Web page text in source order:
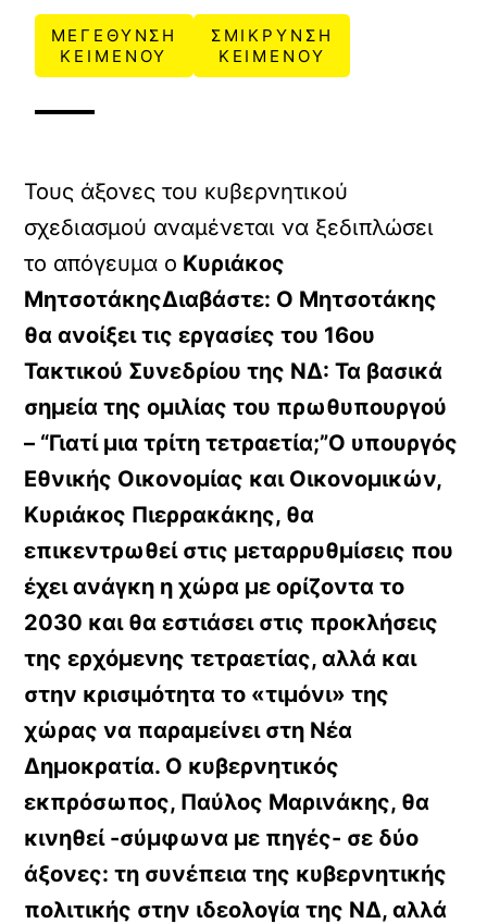
ΜΕΓΕΘΥΝΣΗ
ΚΕΙΜΕΝΟΥ
ΣΜΙΚΡΥΝΣΗ
ΚΕΙΜΕΝΟΥ
Τους άξονες του κυβερνητικού
σχεδιασμού αναμένεται να ξεδιπλώσει
το απόγευμα ο Κυριάκος
ΜητσοτάκηςΔιαβάστε: Ο Μητσοτάκης
θα ανοίξει τις εργασίες του 16ου
Τακτικού Συνεδρίου της ΝΔ: Τα βασικά
σημεία της ομιλίας του πρωθυπουργού
– “Γιατί μια τρίτη τετραετία;”Ο υπουργός
Εθνικής Οικονομίας και Οικονομικών,
Κυριάκος Πιερρακάκης, θα
επικεντρωθεί στις μεταρρυθμίσεις που
έχει ανάγκη η χώρα με ορίζοντα το
2030 και θα εστιάσει στις προκλήσεις
της ερχόμενης τετραετίας, αλλά και
στην κρισιμότητα το «τιμόνι» της
χώρας να παραμείνει στη Νέα
Δημοκρατία. Ο κυβερνητικός
εκπρόσωπος, Παύλος Μαρινάκης, θα
κινηθεί -σύμφωνα με πηγές- σε δύο
άξονες: τη συνέπεια της κυβερνητικής
πολιτικής στην ιδεολογία της ΝΔ, αλλά